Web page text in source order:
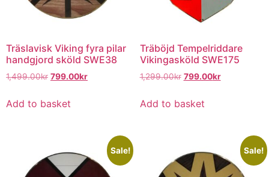
Träslavisk Viking fyra pilar
handgjord sköld SWE38
1,499.00kr 799.00kr
Add to basket
Träböjd Tempelriddare
Vikingasköld SWE175
1,299.00kr 799.00kr
Add to basket
Sale! Sale!